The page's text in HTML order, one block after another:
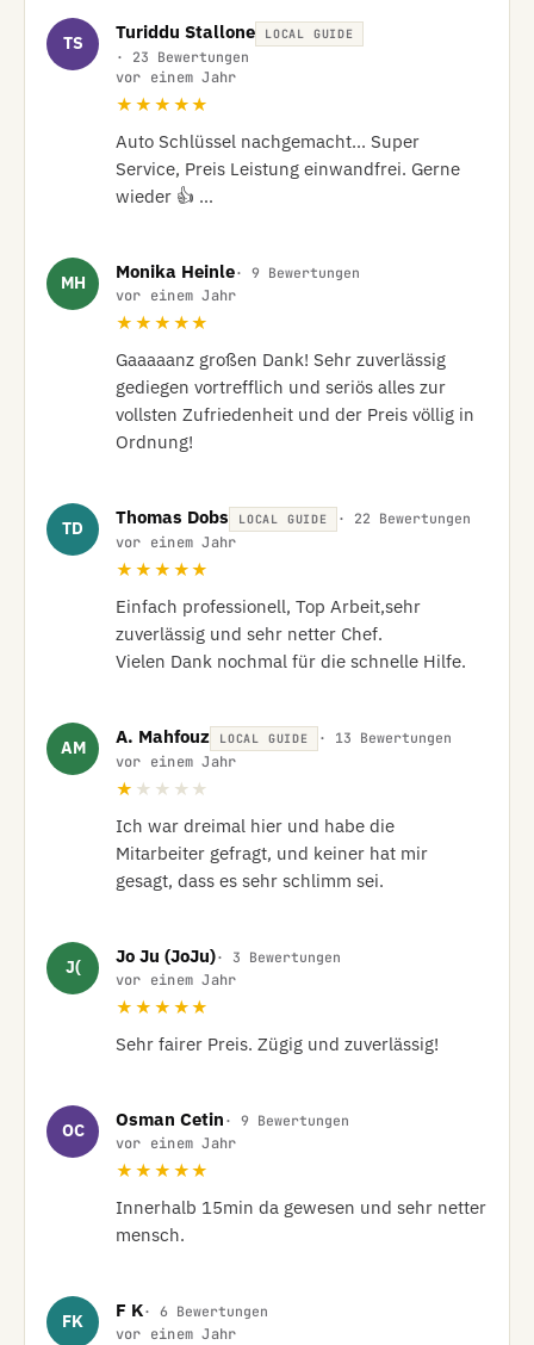
TS
Turiddu Stallone LOCAL GUIDE
· 23 Bewertungen
vor einem Jahr
★★★★★
Auto Schlüssel nachgemacht... Super
Service, Preis Leistung einwandfrei. Gerne
wieder 👍 …
MH
Monika Heinle· 9 Bewertungen
vor einem Jahr
★★★★★
Gaaaaanz großen Dank! Sehr zuverlässig
gediegen vortrefflich und seriös alles zur
vollsten Zufriedenheit und der Preis völlig in
Ordnung!
TD
Thomas Dobs LOCAL GUIDE · 22 Bewertungen
vor einem Jahr
★★★★★
Einfach professionell, Top Arbeit,sehr
zuverlässig und sehr netter Chef.
Vielen Dank nochmal für die schnelle Hilfe.
AM
A. Mahfouz LOCAL GUIDE · 13 Bewertungen
vor einem Jahr
★ ★★★★
Ich war dreimal hier und habe die
Mitarbeiter gefragt, und keiner hat mir
gesagt, dass es sehr schlimm sei.
J(
Jo Ju (JoJu)· 3 Bewertungen
vor einem Jahr
★★★★★
Sehr fairer Preis. Zügig und zuverlässig!
OC
Osman Cetin · 9 Bewertungen
vor einem Jahr
★★★★★
Innerhalb 15min da gewesen und sehr netter
mensch.
FK
F K· 6 Bewertungen
vor einem Jahr